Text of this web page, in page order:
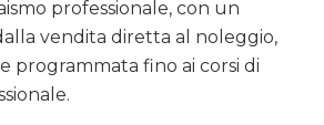
professionale, con un
vendita diretta al noleggio,
programmata fino ai corsi di